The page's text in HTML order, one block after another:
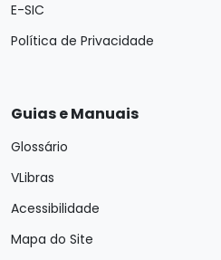
E-SIC
Política de Privacidade
Guias e Manuais
Glossário
VLibras
Acessibilidade
Mapa do Site